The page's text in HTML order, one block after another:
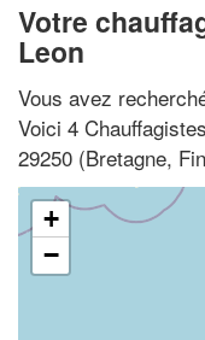
Votre
Leon
Vous avez
Voici 4
29250 (Bretagne,
+
−